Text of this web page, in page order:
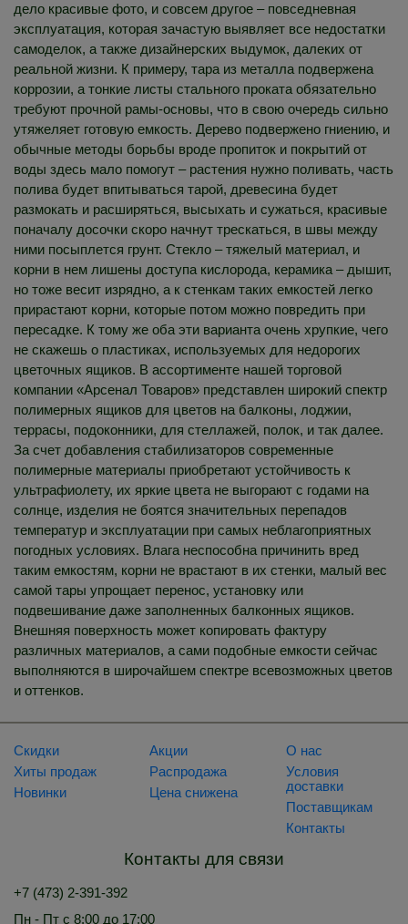
дело красивые фото, и совсем другое – повседневная
эксплуатация, которая зачастую выявляет все недостатки
самоделок, а также дизайнерских выдумок, далеких от
реальной жизни. К примеру, тара из металла подвержена
коррозии, а тонкие листы стального проката обязательно
требуют прочной рамы-основы, что в свою очередь сильно
утяжеляет готовую емкость. Дерево подвержено гниению, и
обычные методы борьбы вроде пропиток и покрытий от
воды здесь мало помогут – растения нужно поливать, часть
полива будет впитываться тарой, древесина будет
размокать и расширяться, высыхать и сужаться, красивые
поначалу досочки скоро начнут трескаться, в швы между
ними посыплется грунт. Стекло – тяжелый материал, и
корни в нем лишены доступа кислорода, керамика – дышит,
но тоже весит изрядно, а к стенкам таких емкостей легко
прирастают корни, которые потом можно повредить при
пересадке. К тому же оба эти варианта очень хрупкие, чего
не скажешь о пластиках, используемых для недорогих
цветочных ящиков. В ассортименте нашей торговой
компании «Арсенал Товаров» представлен широкий спектр
полимерных ящиков для цветов на балконы, лоджии,
террасы, подоконники, для стеллажей, полок, и так далее.
За счет добавления стабилизаторов современные
полимерные материалы приобретают устойчивость к
ультрафиолету, их яркие цвета не выгорают с годами на
солнце, изделия не боятся значительных перепадов
температур и эксплуатации при самых неблагоприятных
погодных условиях. Влага неспособна причинить вред
таким емкостям, корни не врастают в их стенки, малый вес
самой тары упрощает перенос, установку или
подвешивание даже заполненных балконных ящиков.
Внешняя поверхность может копировать фактуру
различных материалов, а сами подобные емкости сейчас
выполняются в широчайшем спектре всевозможных цветов
и оттенков.
Скидки
Хиты продаж
Новинки
Акции
Распродажа
Цена снижена
О нас
Условия
доставки
Поставщикам
Контакты
Контакты для связи
+7 (473) 2-391-392
Пн - Пт с 8:00 до 17:00